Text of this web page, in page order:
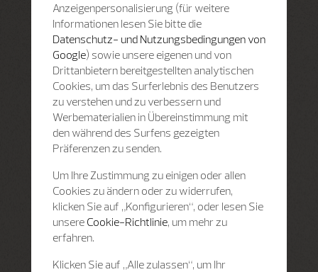
Anzeigenpersonalisierung (für weitere
Informationen lesen Sie bitte die
Datenschutz- und Nutzungsbedingungen von
Google) sowie unsere eigenen und von
Drittanbietern bereitgestellten analytischen
Cookies, um das Surferlebnis des Benutzers
zu verstehen und zu verbessern und
Werbematerialien in Übereinstimmung mit
den während des Surfens gezeigten
Präferenzen zu senden.
Um Ihre Zustimmung zu einigen oder allen
Cookies zu ändern oder zu widerrufen,
klicken Sie auf „Konfigurieren“, oder lesen Sie
unsere Cookie-Richtlinie, um mehr zu
erfahren.
Klicken Sie auf „Alle zulassen“, um Ihr